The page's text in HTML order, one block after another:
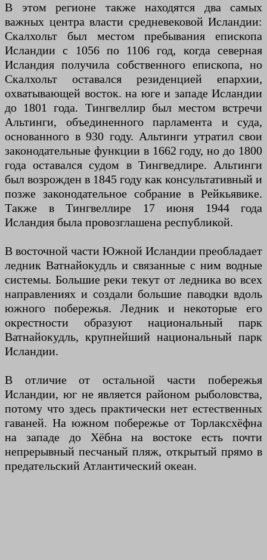
В этом регионе также находятся два самых
важных центра власти средневековой Исландии:
Скалхольт был местом пребывания епископа
Исландии с 1056 по 1106 год, когда северная
Исландия получила собственного епископа, но
Скалхольт оставался резиденцией епархии,
охватывающей восток. на юге и западе Исландии
до 1801 года. Тингвеллир был местом встречи
Альтинги, объединенного парламента и суда,
основанного в 930 году. Альтинги утратил свои
законодательные функции в 1662 году, но до 1800
года оставался судом в Тингведлире. Альтинги
был возрожден в 1845 году как консультативный и
позже законодательное собрание в Рейкьявике.
Также в Тингвеллире 17 июня 1944 года
Исландия была провозглашена республикой.
В восточной части Южной Исландии преобладает
ледник Ватнайокудль и связанные с ним водные
системы. Большие реки текут от ледника во всех
направлениях и создали большие паводки вдоль
южного побережья. Ледник и некоторые его
окрестности образуют национальный парк
Ватнайокудль, крупнейший национальный парк
Исландии.
В отличие от остальной части побережья
Исландии, юг не является районом рыболовства,
потому что здесь практически нет естественных
гаваней. На южном побережье от Торлаксхёфна
на западе до Хёбна на востоке есть почти
непрерывный песчаный пляж, открытый прямо в
предательский Атлантический океан.